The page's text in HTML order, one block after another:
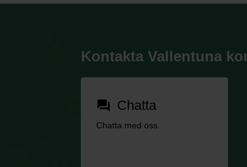
Kontakta Vallentuna
forum Chatta
Chatta med oss.